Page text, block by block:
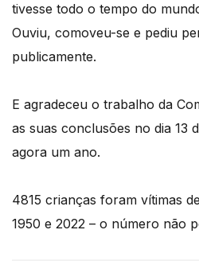
tivesse todo o tempo do
Ouviu, comoveu-se e pediu
publicamente.
E agradeceu o trabalho da
as suas conclusões no dia 13
agora um ano.
4815 crianças foram vítimas
1950 e 2022 – o número não